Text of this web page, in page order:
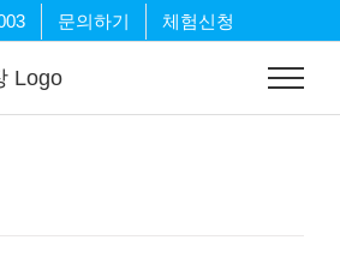
문의하기 체험신청